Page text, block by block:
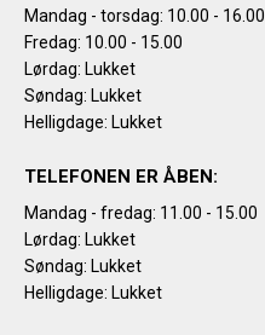
Mandag - torsdag: 10.00 - 16.00
Fredag: 10.00 - 15.00
Lørdag: Lukket
Søndag: Lukket
Helligdage: Lukket
TELEFONEN ER ÅBEN:
Mandag - fredag: 11.00 - 15.00
Lørdag: Lukket
Søndag: Lukket
Helligdage: Lukket